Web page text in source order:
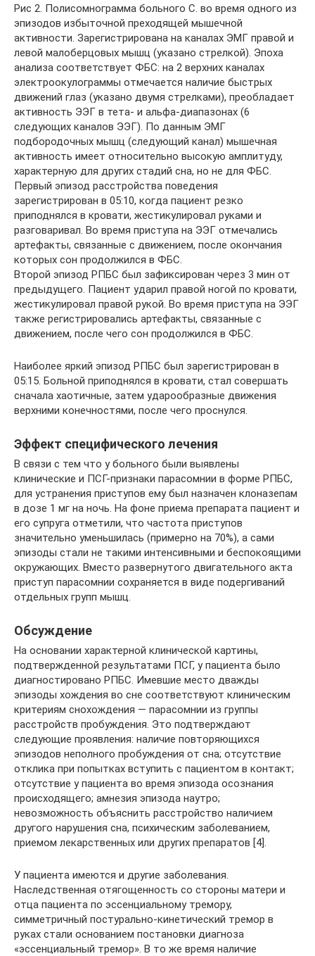
Рис 2. Полисомнограмма больного С. во время одного из
эпизодов избыточной преходящей мышечной
активности. Зарегистрирована на каналах ЭМГ правой и
левой малоберцовых мышц (указано стрелкой). Эпоха
анализа соответствует ФБС: на 2 верхних каналах
электроокулограммы отмечается наличие быстрых
движений глаз (указано двумя стрелками), преобладает
активность ЭЭГ в тета- и альфа-диапазонах (6
следующих каналов ЭЭГ). По данным ЭМГ
подбородочных мышц (следующий канал) мышечная
активность имеет относительно высокую амплитуду,
характерную для других стадий сна, но не для ФБС.
Первый эпизод расстройства поведения
зарегистрирован в 05:10, когда пациент резко
приподнялся в кровати, жестикулировал руками и
разговаривал. Во время приступа на ЭЭГ отмечались
артефакты, связанные с движением, после окончания
которых сон продолжился в ФБС.
Второй эпизод РПБС был зафиксирован через 3 мин от
предыдущего. Пациент ударил правой ногой по кровати,
жестикулировал правой рукой. Во время приступа на ЭЭГ
также регистрировались артефакты, связанные с
движением, после чего сон продолжился в ФБС.
Наиболее яркий эпизод РПБС был зарегистрирован в
05:15. Больной приподнялся в кровати, стал совершать
сначала хаотичные, затем ударообразные движения
верхними конечностями, после чего проснулся.
Эффект специфического лечения
В связи с тем что у больного были выявлены
клинические и ПСГ-признаки парасомнии в форме РПБС,
для устранения приступов ему был назначен клоназепам
в дозе 1 мг на ночь. На фоне приема препарата пациент и
его супруга отметили, что частота приступов
значительно уменьшилась (примерно на 70%), а сами
эпизоды стали не такими интенсивными и беспокоящими
окружающих. Вместо развернутого двигательного акта
приступ парасомнии сохраняется в виде подергиваний
отдельных групп мышц.
Обсуждение
На основании характерной клинической картины,
подтвержденной результатами ПСГ, у пациента было
диагностировано РПБС. Имевшие место дважды
эпизоды хождения во сне соответствуют клиническим
критериям снохождения — парасомнии из группы
расстройств пробуждения. Это подтверждают
следующие проявления: наличие повторяющихся
эпизодов неполного пробуждения от сна; отсутствие
отклика при попытках вступить с пациентом в контакт;
отсутствие у пациента во время эпизода осознания
происходящего; амнезия эпизода наутро;
невозможность объяснить расстройство наличием
другого нарушения сна, психическим заболеванием,
приемом лекарственных или других препаратов [4].
У пациента имеются и другие заболевания.
Наследственная отягощенность со стороны матери и
отца пациента по эссенциальному тремору,
симметричный постурально-кинетический тремор в
руках стали основанием постановки диагноза
«эссенциальный тремор». В то же время наличие